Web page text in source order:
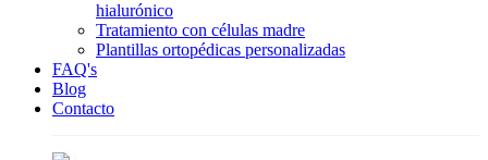
hialurónico
Tratamiento con células madre
Plantillas ortopédicas personalizadas
FAQ's
Blog
Contacto